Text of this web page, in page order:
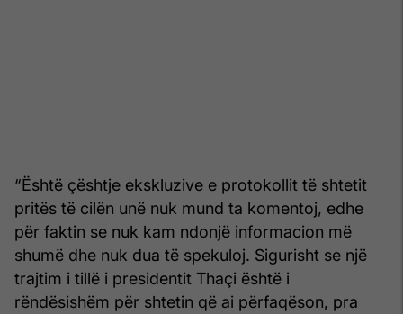
“Është çështje ekskluzive e protokollit të shtetit
pritës të cilën unë nuk mund ta komentoj, edhe
për faktin se nuk kam ndonjë informacion më
shumë dhe nuk dua të spekuloj. Sigurisht se një
trajtim i tillë i presidentit Thaçi është i
rëndësishëm për shtetin që ai përfaqëson, pra